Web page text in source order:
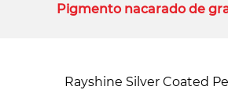
Pigmento nacarado de
Rayshine Silver Coated